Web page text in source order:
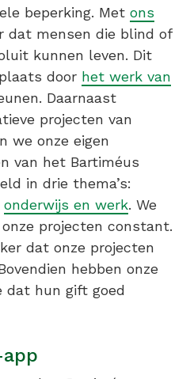
beperking. Met ons
dat mensen die blind of
kunnen leven. Dit
door het werk van
Daarnaast
projecten van
we onze eigen
van het Bartiméus
in drie thema’s:
onderwijs en werk. We
projecten constant.
dat onze projecten
hebben onze
dat hun gift goed